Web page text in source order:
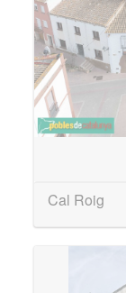
Cal Roig